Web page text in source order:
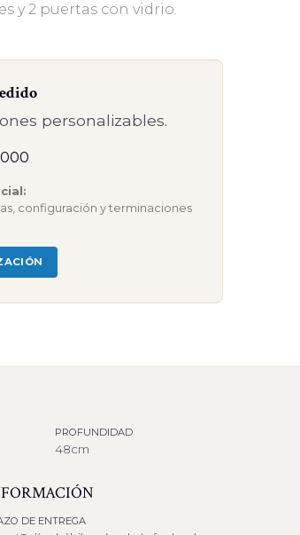
y 2 puertas con vidrio.
personalizables.
configuración y terminaciones
PROFUNDIDAD
48cm
DE ENTREGA